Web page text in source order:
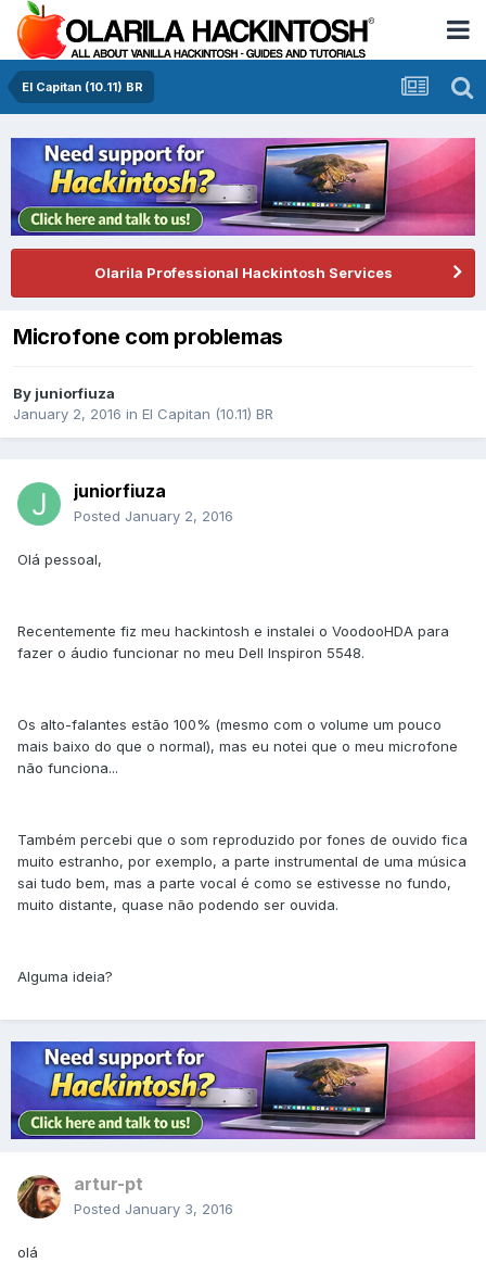
El Capitan (10.11) BR
Olarila Professional Hackintosh Services
Microfone com problemas
By juniorfiuza
January 2, 2016 in El Capitan (10.11) BR
juniorfiuza
Posted January 2, 2016
Olá pessoal,
Recentemente fiz meu hackintosh e instalei o VoodooHDA para
fazer o áudio funcionar no meu Dell Inspiron 5548.
Os alto-falantes estão 100% (mesmo com o volume um pouco
mais baixo do que o normal), mas eu notei que o meu microfone
não funciona...
Também percebi que o som reproduzido por fones de ouvido fica
muito estranho, por exemplo, a parte instrumental de uma música
sai tudo bem, mas a parte vocal é como se estivesse no fundo,
muito distante, quase não podendo ser ouvida.
Alguma ideia?
artur-pt
Posted January 3, 2016
olá